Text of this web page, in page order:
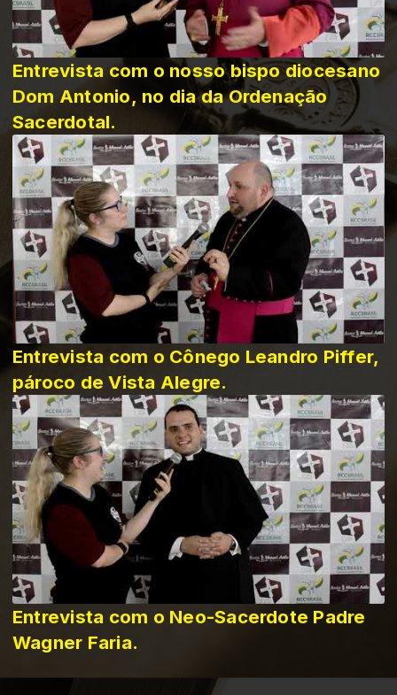
Entrevista com o nosso bispo diocesano
Dom Antonio, no dia da Ordenação
Sacerdotal.
Entrevista com o Cônego Leandro Piffer,
pároco de Vista Alegre.
Entrevista com o Neo-Sacerdote Padre
Wagner Faria.